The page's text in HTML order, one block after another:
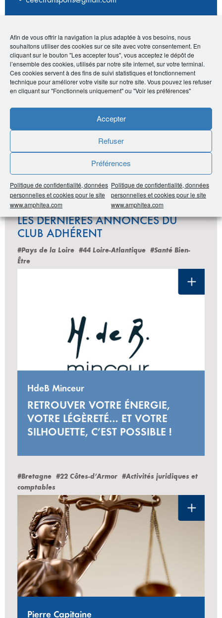
Afin de vous offrir la navigation la plus adaptée à vos besoins, nous
souhaitons utiliser des cookies sur ce site avec votre consentement. En
cliquant sur le bouton "Les accepter tous", vous acceptez le dépôt de
l’ensemble des cookies, utilisés par notre site internet, sur votre terminal.
Ces cookies servent à des fins de suivi statistiques et fonctionnement
technique pour améliorer votre visite sur notre site. Vous pouvez les refuser
en cliquant sur "Fonctionnels uniquement" ou "Voir les préférences"
Accepter
Refuser
Préférences
Politique de confidentialité, données
personnelles et cookies pour le site
www.amphitea.com
Politique de confidentialité, données
personnelles et cookies pour le site
www.amphitea.com
Avantage adhérents
- 10% sur l'ensemble des courses
Publié le :12 novembre 2020
Noter
Imprimer
Partager
LES DERNIÈRES ANNONCES DU
CLUB ADHÉRENT
#Pays de la Loire #44 Loire-Atlantique #Santé Bien-
Être
HdeB Minceur
RETROUVER VOTRE ÉNERGIE,
VOTRE LÉGÈRETÉ… ET VOTRE
SILHOUETTE, C’EST POSSIBLE !
#Bretagne #22 Côtes-d’Armor #Activités juridiques et
comptables
Pierre Capitaine